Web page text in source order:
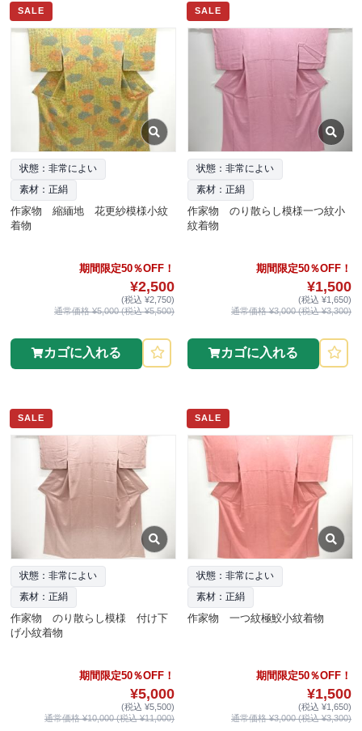
SALE
状態：非常によい
素材：正絹
作家物 縮緬地 花更紗模様小紋
着物
期間限定50％OFF！
¥2,500
(税込 ¥2,750)
通常価格 ¥5,000 (税込 ¥5,500)
カゴに入れる
SALE
状態：非常によい
素材：正絹
作家物 のり散らし模様一つ紋小
紋着物
期間限定50％OFF！
¥1,500
(税込 ¥1,650)
通常価格 ¥3,000 (税込 ¥3,300)
カゴに入れる
SALE
状態：非常によい
素材：正絹
作家物 のり散らし模様 付け下
げ小紋着物
期間限定50％OFF！
¥5,000
(税込 ¥5,500)
通常価格 ¥10,000 (税込 ¥11,000)
SALE
状態：非常によい
素材：正絹
作家物 一つ紋極鮫小紋着物
期間限定50％OFF！
¥1,500
(税込 ¥1,650)
通常価格 ¥3,000 (税込 ¥3,300)